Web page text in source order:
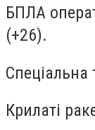
БПЛА
(+26).
Спеціальна
Крилаті